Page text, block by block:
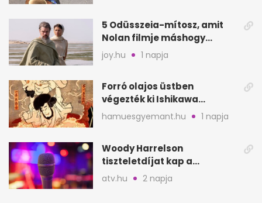
5 Odüsszeia-mítosz, amit
Nolan filmje máshogy
mutat, mint Homérosz
joy.hu 1 napja
Forró olajos üstben
végezték ki Ishikawa
Goemont, Japán Robin
Hoodját
hamuesgyemant.hu 1 napja
Woody Harrelson
tiszteletdíjat kap a
Szarajevói Filmfesztiválon
atv.hu 2 napja